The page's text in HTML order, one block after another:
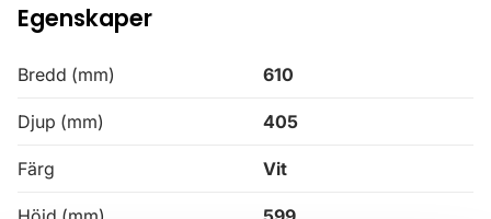
Egenskaper
Bredd (mm) 610
Djup (mm) 405
Färg Vit